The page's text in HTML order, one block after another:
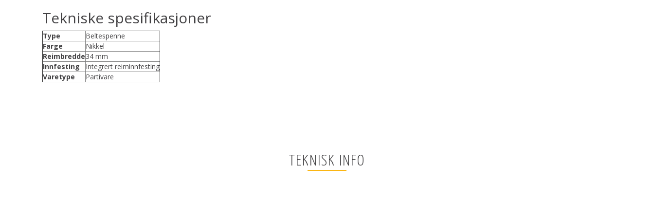
Tekniske spesifikasjoner
Type
Beltespenne
Farge
Nikkel
Reimbredde34 mm
Innfesting
Integrert reiminnfesting
Varetype
Partivare
TEKNISK INFO